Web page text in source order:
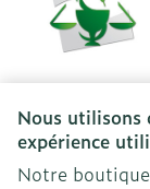
Nous utilisons
expérience
Notre
Liens légaux